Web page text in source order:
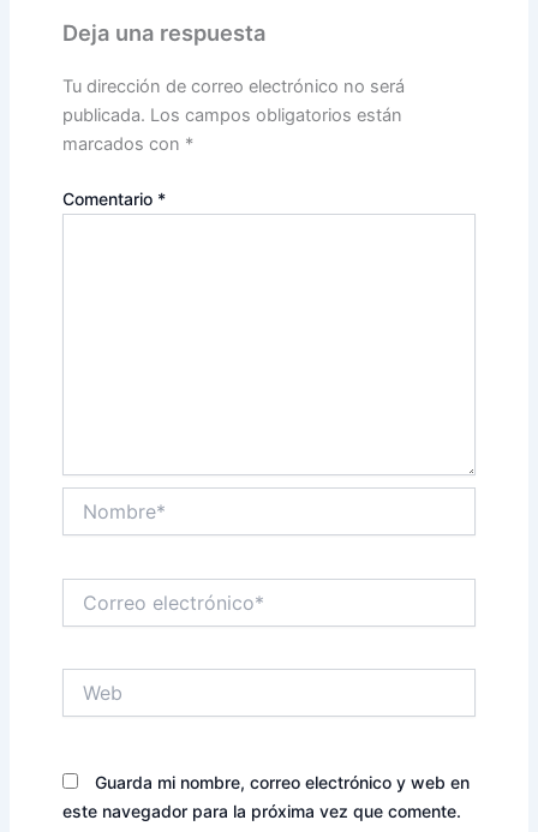
Deja una respuesta
Tu dirección de correo electrónico no será
publicada. Los campos obligatorios están
marcados con *
Comentario *
electrónico*
Guarda mi nombre, correo electrónico y web en
este navegador para la próxima vez que comente.